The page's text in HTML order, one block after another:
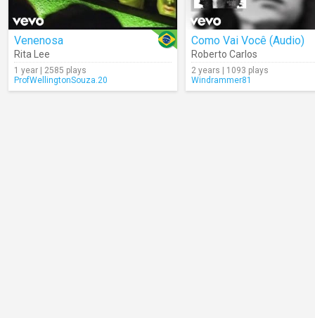
Venenosa
Rita Lee
1 year | 2585 plays
ProfWellingtonSouza.20
Como Vai Você (Audio)
Roberto Carlos
2 years | 1093 plays
Windrammer81